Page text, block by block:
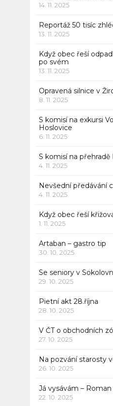
14. 11. 2025
Reportáž 50 tisíc
13. 11. 2025
Když obec řeší
po svém
13. 11. 2025
Opravená silnice v
8. 11. 2025
S komisí na exkursi
Hoslovice
6. 11. 2025
S komisí na přehradě
4. 11. 2025
Nevšední předávání
4. 11. 2025
Když obec řeší
1. 11. 2025
Artaban – gastro tip
30. 10. 2025
Se seniory v
29. 10. 2025
Pietní akt 28.října
28. 10. 2025
V ČT o obchodních
27. 10. 2025
Na pozvání starosty
26. 10. 2025
Já vysávám –
22. 10. 2025